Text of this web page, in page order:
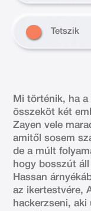
Tetszik
Mi történik, ha
összeköt két
Zayen vele
amitől sosem
de a múlt
hogy bosszút
Hassan
az ikertestvére,
hackerzseni,